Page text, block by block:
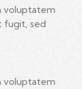
voluptatem
fugit, sed
voluptatem